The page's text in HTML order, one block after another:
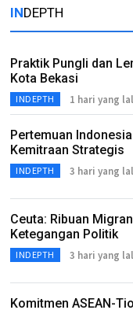
INDEPTH
Praktik Pungli dan
Kota Bekasi
INDEPTH 1 hari yang
Pertemuan
Kemitraan Strategis
INDEPTH 3 hari yang
Ceuta: Ribuan
Ketegangan Politik
INDEPTH 3 hari yang
Komitmen ASEAN-